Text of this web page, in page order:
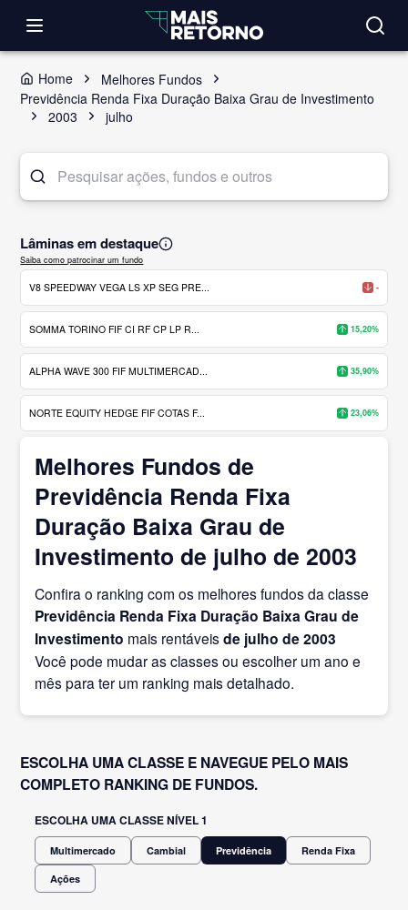
Home
Melhores Fundos
Previdência Renda Fixa Duração Baixa Grau de Investimento
2003
julho
Lâminas em destaque
Saiba como patrocinar um fundo
V8 SPEEDWAY VEGA LS XP SEG PRE... -
SOMMA TORINO FIF CI RF CP LP R... 15,20%
ALPHA WAVE 300 FIF MULTIMERCAD... 35,90%
NORTE EQUITY HEDGE FIF COTAS F... 23,06%
Melhores Fundos de
Previdência Renda Fixa
Duração Baixa Grau de
Investimento de julho de 2003
Confira o ranking com os melhores fundos da classe
Previdência Renda Fixa Duração Baixa Grau de
Investimento mais rentáveisde julho de 2003
Você pode mudar as classes ou escolher um ano e
mês para ter um ranking mais detalhado.
ESCOLHA UMA CLASSE E NAVEGUE PELO MAIS
COMPLETO RANKING DE FUNDOS.
ESCOLHA UMA CLASSE NÍVEL 1
Multimercado Cambial Previdência Renda Fixa
Ações